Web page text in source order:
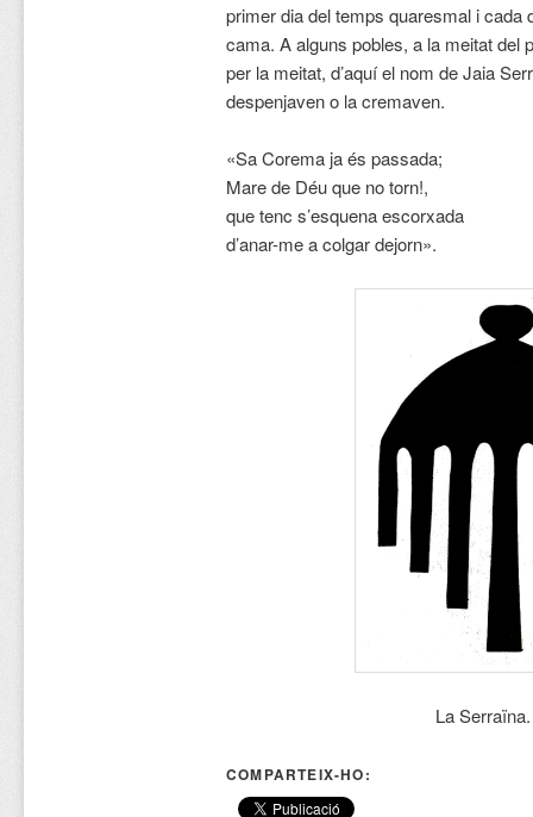
primer dia del temps quaresmal i cada
cama. A alguns pobles, a la meitat del
per la meitat, d’aquí el nom de Jaia
despenjaven o la cremaven.
«Sa Corema ja és passada;
Mare de Déu que no torn!,
que tenc s’esquena escorxada
d’anar-me a colgar dejorn».
La Serraïna.
COMPARTEIX-HO: